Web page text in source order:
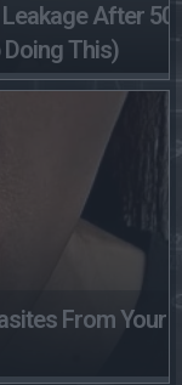
After 50
This)
From Your